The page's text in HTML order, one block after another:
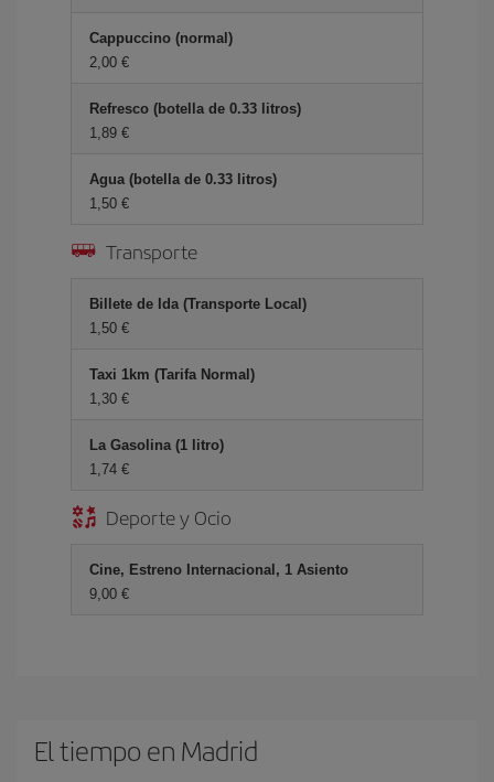
Cappuccino (normal)
2,00 €
Refresco (botella de 0.33 litros)
1,89 €
Agua (botella de 0.33 litros)
1,50 €
Transporte
Billete de Ida (Transporte Local)
1,50 €
Taxi 1km (Tarifa Normal)
1,30 €
La Gasolina (1 litro)
1,74 €
Deporte y Ocio
Cine, Estreno Internacional, 1 Asiento
9,00 €
El tiempo en Madrid